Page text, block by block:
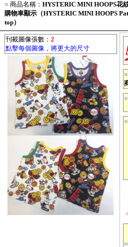
■ 商品名稱： HYSTERIC MINI HOOPS花
購物車顯示（HYSTERIC MINI HOOPS
top）
刊載圖像張數： 2
點擊每個圖像，將更大的尺寸
■
■
■